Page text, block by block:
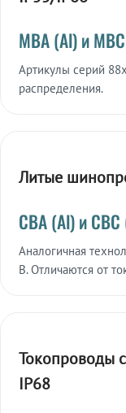
МВА (Al) и
Артикулы серий
распределения.
Литые
СВА (Al) и СВС
Аналогичная
В. Отличаются от
Токопроводы
IP68